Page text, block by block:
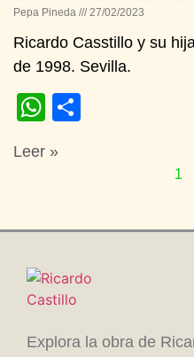
Pepa Pineda 27/02/2023
Ricardo Casstillo y su
de 1998. Sevilla.
WhatsApp
Leer »
1
Explora la obra de